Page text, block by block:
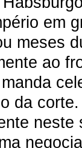
em
meses
ao
da